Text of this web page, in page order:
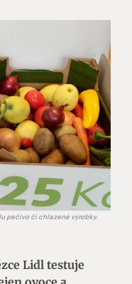
pečivo či chlazené výrobky.
Lidl testuje